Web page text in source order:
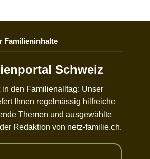
Familieninhalte
Schweiz
in den Familienalltag: Unser
Ihnen regelmässig hilfreiche
Themen und ausgewählte
Redaktion von netz-familie.ch.